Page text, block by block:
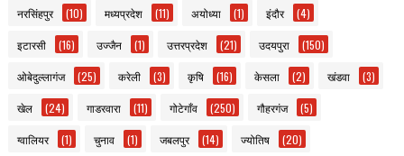
नरसिंहपुर (10) मध्यप्रदेश (11) अयोध्या (1) इंदौर (4)
इटारसी (16) उज्जैन (1) उत्तरप्रदेश (21) उदयपुरा (150)
ओबेदुल्लागंज (25) करेली (3) कृषि (16) केसला (2) खंडवा (3)
खेल (24) गाडरवारा (11) गोटेगाँव (250) गौहरगंज (5)
ग्वालियर (1) चुनाव (1) जबलपुर (14) ज्योतिष (20)